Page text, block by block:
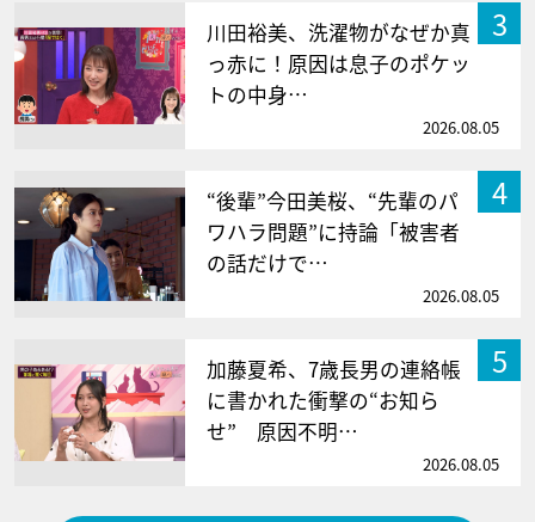
3
川田裕美、洗濯物がなぜか真
っ赤に！原因は息子のポケッ
トの中身…
2026.08.05
4
“後輩”今田美桜、“先輩のパ
ワハラ問題”に持論「被害者
の話だけで…
2026.08.05
5
加藤夏希、7歳長男の連絡帳
に書かれた衝撃の“お知ら
せ” 原因不明…
2026.08.05